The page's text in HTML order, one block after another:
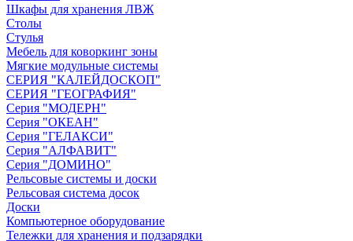
Шкафы для хранения ЛВЖ
Столы
Стулья
Мебель для коворкинг зоны
Мягкие модульные системы
СЕРИЯ "КАЛЕЙДОСКОП"
СЕРИЯ "ГЕОГРАФИЯ"
Серия "МОДЕРН"
Серия "ОКЕАН"
Серия "ГЕЛАКСИ"
Серия "АЛФАВИТ"
Серия "ДОМИНО"
Рельсовые системы и доски
Рельсовая система досок
Доски
Компьютерное оборудование
Тележки для хранения и подзарядки